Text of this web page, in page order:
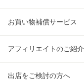
お買い物補償サービス
アフィリエイトのご紹介
出店をご検討の方へ